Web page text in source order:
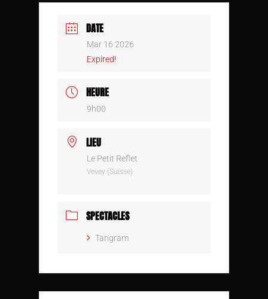
DATE
Mar 16 2026
Expired!
HEURE
9h00
LIEU
Le Petit Reflet
Vevey (Suisse)
SPECTACLES
Tangram